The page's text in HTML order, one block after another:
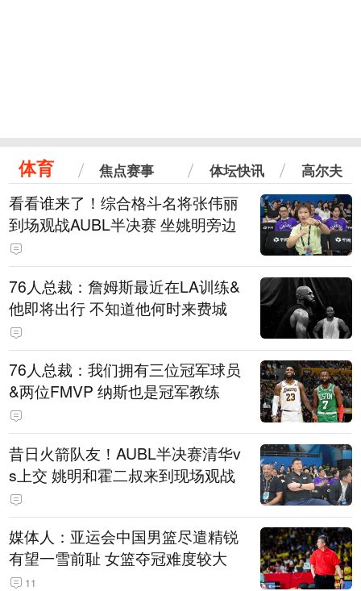
体育 焦点赛事 体坛快讯 高尔夫
看看谁来了！综合格斗名将张伟丽
到场观战AUBL半决赛 坐姚明旁边
76人总裁：詹姆斯最近在LA训练&
他即将出行 不知道他何时来费城
76人总裁：我们拥有三位冠军球员
&两位FMVP 纳斯也是冠军教练
昔日火箭队友！AUBL半决赛清华v
s上交 姚明和霍二叔来到现场观战
媒体人：亚运会中国男篮尽遣精锐
有望一雪前耻 女篮夺冠难度较大
11